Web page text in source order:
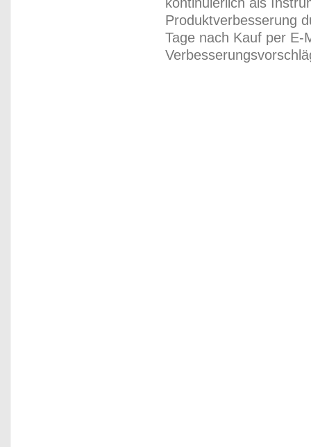
Produktverbesserung
Tage nach Kauf per E-